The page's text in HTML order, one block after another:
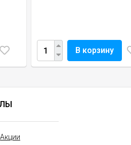
В корзину
Акции